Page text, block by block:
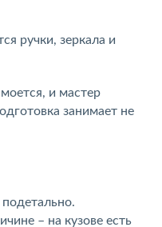
ручки, зеркала и
и мастер
занимает не
– на кузове есть